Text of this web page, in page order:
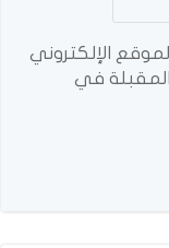
الإلكتروني
في